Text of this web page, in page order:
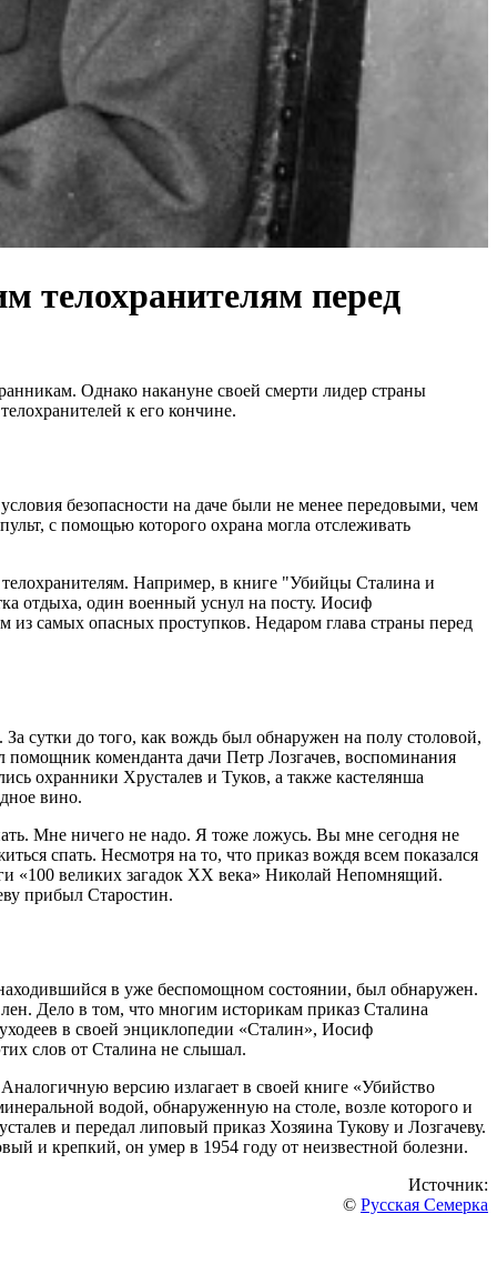
телохранителям перед
Однако накануне своей смерти лидер страны
к его кончине.
безопасности на даче были не менее передовыми, чем
с помощью которого охрана могла отслеживать
телохранителям. Например, в книге "Убийцы Сталина и
отдыха, один военный уснул на посту. Иосиф
из самых опасных проступков. Недаром глава страны перед
сутки до того, как вождь был обнаружен на полу столовой,
коменданта дачи Петр Лозгачев, воспоминания
охранники Хрусталев и Туков, а также кастелянша
вино.
Мне ничего не надо. Я тоже ложусь. Вы мне сегодня не
спать. Несмотря на то, что приказ вождя всем показался
«100 великих загадок ХХ века» Николай Непомнящий.
прибыл Старостин.
в уже беспомощном состоянии, был обнаружен.
Дело в том, что многим историкам приказ Сталина
в своей энциклопедии «Сталин», Иосиф
слов от Сталина не слышал.
версию излагает в своей книге «Убийство
водой, обнаруженную на столе, возле которого и
и передал липовый приказ Хозяина Тукову и Лозгачеву.
и крепкий, он умер в 1954 году от неизвестной болезни.
Источник:
© Русская Семерка